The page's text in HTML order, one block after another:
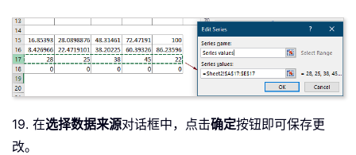
19. 在选择数据来源对话框中，点击确定按钮即可保存更
改。